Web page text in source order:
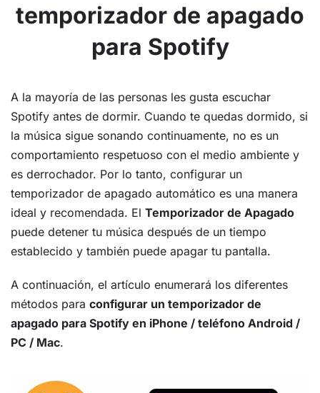
temporizador de apagado
para Spotify
A la mayoría de las personas les gusta escuchar
Spotify antes de dormir. Cuando te quedas dormido, si
la música sigue sonando continuamente, no es un
comportamiento respetuoso con el medio ambiente y
es derrochador. Por lo tanto, configurar un
temporizador de apagado automático es una manera
ideal y recomendada. El Temporizador de Apagado
puede detener tu música después de un tiempo
establecido y también puede apagar tu pantalla.
A continuación, el artículo enumerará los diferentes
métodos para configurar un temporizador de
apagado para Spotify en iPhone / teléfono Android /
PC / Mac.